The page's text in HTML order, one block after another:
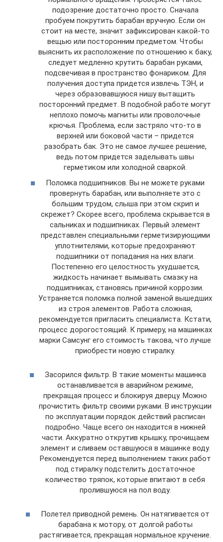
подозрение достаточно просто. Сначала
пробуем покрутить барабан вручную. Если он
стоит на месте, значит зафиксирован какой-то
вещью или посторонним предметом. Чтобы
выяснить их расположение по отношению к баку,
следует медленно крутить барабан руками,
подсвечивая в пространство фонариком. Для
получения доступа придется извлечь ТЭН, и
через образовавшуюся нишу вытащить
посторонний предмет. В подобной работе могут
неплохо помочь магниты или проволочные
крючья. Проблема, если застряло что-то в
верхней или боковой части – придется
разобрать бак. Это не самое лучшее решение,
ведь потом придется заделывать швы
герметиком или холодной сваркой.
Поломка подшипников. Вы не можете руками
провернуть барабан, или выполняете это с
большим трудом, слыша при этом скрип и
скрежет? Скорее всего, проблема скрывается в
сальниках и подшипниках. Первый элемент
представлен специальными герметизирующими
уплотнителями, которые предохраняют
подшипники от попадания на них влаги.
Постепенно его целостность ухудшается,
жидкость начинает вымывать смазку на
подшипниках, становясь причиной коррозии.
Устраняется поломка полной заменой вышедших
из строя элементов. Работа сложная,
рекомендуется пригласить специалиста. Кстати,
процесс дорогостоящий. К примеру, на машинках
марки Самсунг его стоимость такова, что лучше
приобрести новую стиралку.
Засорился фильтр. В такие моменты машинка
останавливается в аварийном режиме,
прекращая процесс и блокируя дверцу. Можно
прочистить фильтр своими руками. В инструкции
по эксплуатации порядок действий расписан
подробно. Чаще всего он находится в нижней
части. Аккуратно открутив крышку, прочищаем
элемент и сливаем оставшуюся в машинке воду.
Рекомендуется перед выполнением таких работ
под стиралку подстелить достаточное
количество тряпок, которые впитают в себя
пролившуюся на пол воду.
Полетел приводной ремень. Он натягивается от
барабана к мотору, от долгой работы
растягивается, прекращая нормальное кручение.